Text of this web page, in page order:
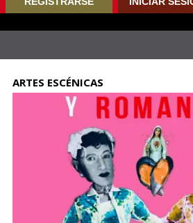
ARTES ESCÉNICAS